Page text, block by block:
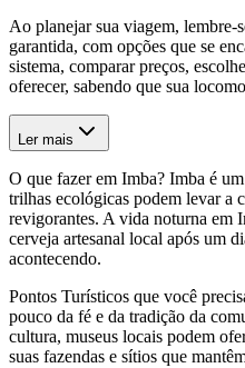
Ao planejar sua viagem, lembre-
garantida, com opções que se
sistema, comparar preços,
oferecer, sabendo que sua
Ler mais
O que fazer em Imba? Imba é
trilhas ecológicas podem levar a
revigorantes. A vida noturna em
cerveja artesanal local após um
acontecendo.
Pontos Turísticos que você
pouco da fé e da tradição da
cultura, museus locais podem
suas fazendas e sítios que